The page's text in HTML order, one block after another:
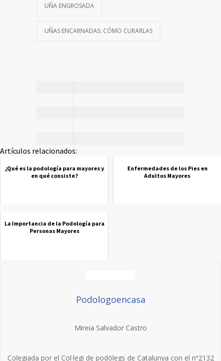
UÑA ENGROSADA
UÑAS ENCARNADAS: CÓMO CURARLAS
Artículos relacionados:
¿Qué es la podología para mayores y
en qué consiste?
Enfermedades de los Pies en
Adultos Mayores
La Importancia de la Podología para
Personas Mayores
Podologoencasa
Mireia Salvador Castro
Colegiada por el Col·legi de podòlegs de Catalunya con el nº2132